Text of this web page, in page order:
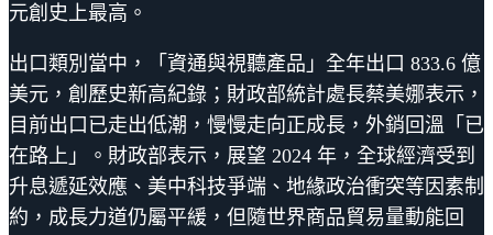
元創史上最高。
出口類別當中，「資通與視聽產品」全年出口 833.6 億
美元，創歷史新高紀錄；財政部統計處長蔡美娜表示，
目前出口已走出低潮，慢慢走向正成長，外銷回溫「已
在路上」。財政部表示，展望 2024 年，全球經濟受到
升息遞延效應、美中科技爭端、地緣政治衝突等因素制
約，成長力道仍屬平緩，但隨世界商品貿易量動能回